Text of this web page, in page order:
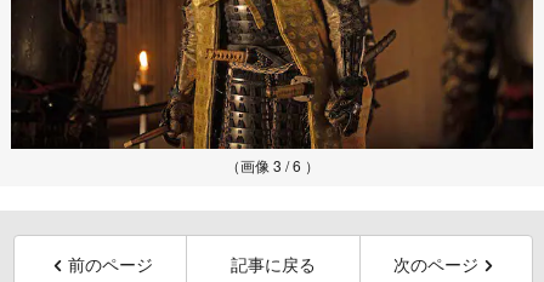
（画像 3 / 6 ）
前のページ 記事に戻る 次のページ